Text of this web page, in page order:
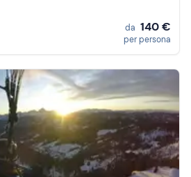
da 140 €
per persona